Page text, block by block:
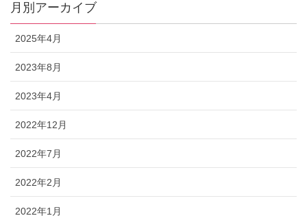
月別アーカイブ
2025年4月
2023年8月
2023年4月
2022年12月
2022年7月
2022年2月
2022年1月